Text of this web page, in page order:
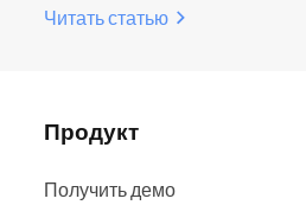
Читать статью
Продукт
Получить демо